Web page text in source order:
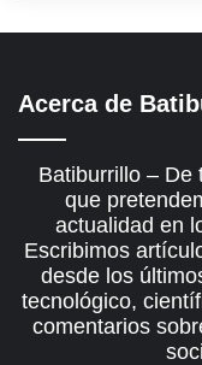
Acerca de
Batiburrillo –
que
actualidad en
Escribimos
desde los
tecnológico,
comentarios